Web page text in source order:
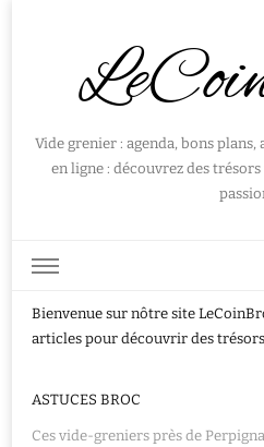
Vide grenier : agenda, bons
en ligne : découvrez des
Bienvenue sur nôtre site
articles pour découvrir des trésors
ASTUCES BROC
Ces vide-greniers près de